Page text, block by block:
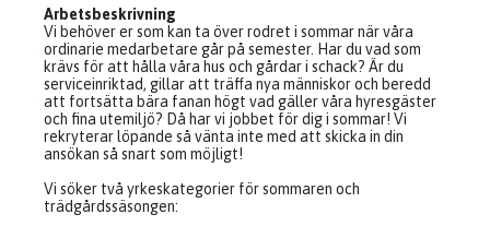
Arbetsbeskrivning
Vi behöver er som kan ta över rodret i sommar när våra
ordinarie medarbetare går på semester. Har du vad som
krävs för att hålla våra hus och gårdar i schack? Är du
serviceinriktad, gillar att träffa nya människor och beredd
att fortsätta bära fanan högt vad gäller våra hyresgäster
och fina utemiljö? Då har vi jobbet för dig i sommar! Vi
rekryterar löpande så vänta inte med att skicka in din
ansökan så snart som möjligt!
Vi söker två yrkeskategorier för sommaren och
trädgårdssäsongen: